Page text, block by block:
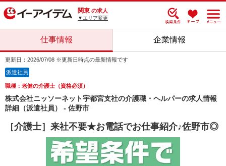
関東 の求人
▼エリア変更
仕事情報 企業情報
更新日：2026/07/08 ※更新日時点の最新情報です
派遣社員
職種：老健の介護士（資格必須）
株式会社ニッソーネット宇都宮支社の介護職・ヘルパーの求人情報
詳細（派遣社員） - 佐野市
［介護士］来社不要★お電話でお仕事紹介♪佐野市◎